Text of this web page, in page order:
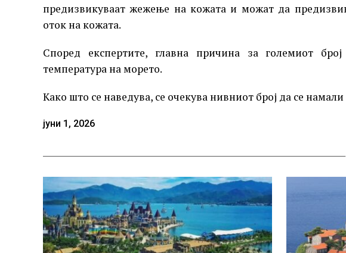
предизвикуваат жежење на кожата и можат да
оток на кожата.
Според експертите, главна причина за големиот
температура на морето.
Како што се наведува, се очекува нивниот број да се
јуни 1, 2026